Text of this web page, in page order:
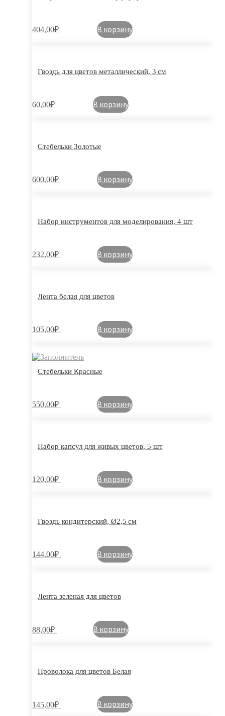
404,00₽ В корзину
Гвоздь для цветов металлический, 3 см
60,00₽ В корзину
Стебельки Золотые
600,00₽ В корзину
Набор инструментов для моделирования, 4 шт
232,00₽ В корзину
Лента белая для цветов
105,00₽ В корзину
Стебельки Красные
550,00₽ В корзину
Набор капсул для живых цветов, 5 шт
120,00₽ В корзину
Гвоздь кондитерский, Ø2,5 см
144,00₽ В корзину
Лента зеленая для цветов
88,00₽ В корзину
Проволока для цветов Белая
145,00₽ В корзину